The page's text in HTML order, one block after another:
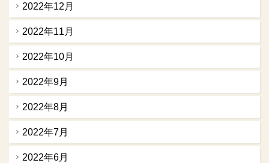
2022年12月
2022年11月
2022年10月
2022年9月
2022年8月
2022年7月
2022年6月